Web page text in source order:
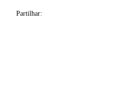
Partilhar: